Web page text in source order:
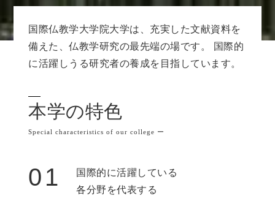
国際仏教学大学院大学は、充実した文献資料を
備えた、仏教学研究の最先端の場です。 国際的
に活躍しうる研究者の養成を目指しています。
本学の特色
Special characteristics of our college ー
01
国際的に活躍している
各分野を代表する